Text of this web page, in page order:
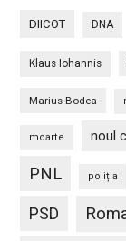
DIICOT DNA
Klaus Iohannis
Marius Bodea
moarte noul
PNL poliția
PSD